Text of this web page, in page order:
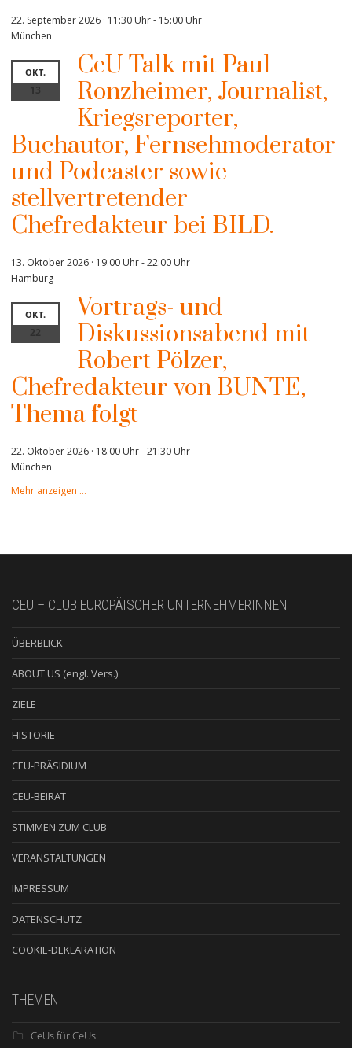
22. September 2026 · 11:30 Uhr- 15:00 Uhr
München
OKT.
13
CeU Talk mit Paul
Ronzheimer, Journalist,
Kriegsreporter,
Buchautor, Fernsehmoderator
und Podcaster sowie
stellvertretender
Chefredakteur bei BILD.
13. Oktober 2026 · 19:00 Uhr-22:00 Uhr
Hamburg
OKT.
22
Vortrags- und
Diskussionsabend mit
Robert Pölzer,
Chefredakteur von BUNTE,
Thema folgt
22. Oktober 2026 · 18:00 Uhr-21:30 Uhr
München
Mehr anzeigen …
CEU – CLUB EUROPÄISCHER UNTERNEHMERINNEN
ÜBERBLICK
ABOUT US (engl. Vers.)
ZIELE
HISTORIE
CEU-PRÄSIDIUM
CEU-BEIRAT
STIMMEN ZUM CLUB
VERANSTALTUNGEN
IMPRESSUM
DATENSCHUTZ
COOKIE-DEKLARATION
THEMEN
CeUs für CeUs